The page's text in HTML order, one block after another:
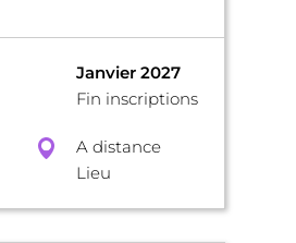
Janvier 2027
Fin inscriptions
A distance
Lieu